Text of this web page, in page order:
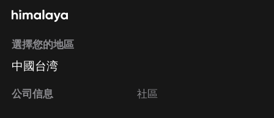
選擇您的地區
中國台湾
公司信息 社區